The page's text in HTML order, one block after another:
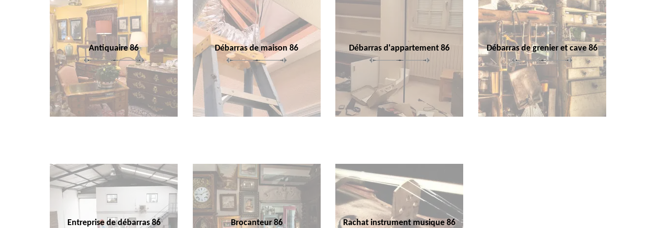
Antiquaire 86 Débarras de maison 86 Débarras d'appartement 86 Débarras de grenier et cave 86
Entreprise de débarras 86 Brocanteur 86 Rachat instrument musique 86